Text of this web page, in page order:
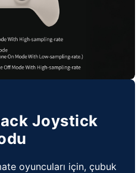
Joystick
oyuncuları için, çubuk